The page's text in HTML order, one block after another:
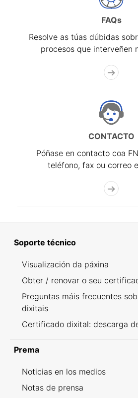
FAQs
Resolve as túas dúbidas
procesos que interveñen
CONTACTO
Póñase en contacto coa
teléfono, fax ou correo
Soporte técnico
Visualización da páxina
Obter / renovar o seu
Preguntas máis frecuentes
dixitais
Certificado dixital: descarga
Prema
Noticias en los medios
Notas de prensa